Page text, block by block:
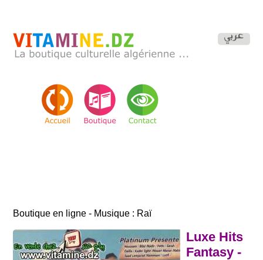
Boutique en ligne - Musique : Raï
Luxe Hits
Fantasy -